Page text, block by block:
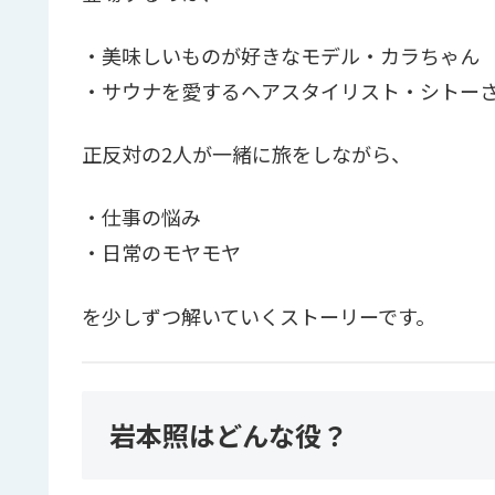
・美味しいものが好きなモデル・カラちゃん
・サウナを愛するヘアスタイリスト・シトー
正反対の2人が一緒に旅をしながら、
・仕事の悩み
・日常のモヤモヤ
を少しずつ解いていくストーリーです。
岩本照はどんな役？